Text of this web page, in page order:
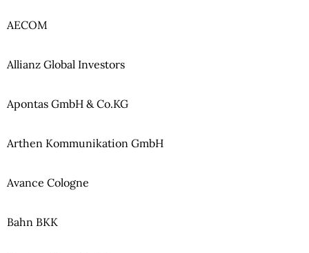
AECOM
Allianz Global Investors
Apontas GmbH & Co.KG
Arthen Kommunikation GmbH
Avance Cologne
Bahn BKK